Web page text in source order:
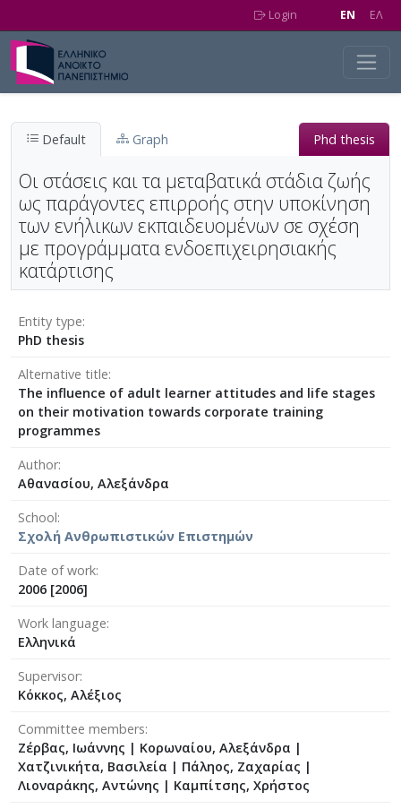
Login EN EΛ
Default Graph Phd thesis
Οι στάσεις και τα μεταβατικά στάδια ζωής
ως παράγοντες επιρροής στην υποκίνηση
των ενήλικων εκπαιδευομένων σε σχέση
με προγράμματα ενδοεπιχειρησιακής
κατάρτισης
Entity type
PhD thesis
Alternative title
The influence of adult learner attitudes and life stages
on their motivation towards corporate training
programmes
Author
Αθανασίου, Αλεξάνδρα
School
Σχολή Ανθρωπιστικών Επιστημών
Date of work
2006 [2006]
Work language
Ελληνικά
Supervisor
Κόκκος, Αλέξιος
Committee members
Ζέρβας, Ιωάννης | Κορωναίου, Αλεξάνδρα |
Χατζινικήτα, Βασιλεία | Πάληος, Ζαχαρίας |
Λιοναράκης, Αντώνης | Καμπίτσης, Χρήστος